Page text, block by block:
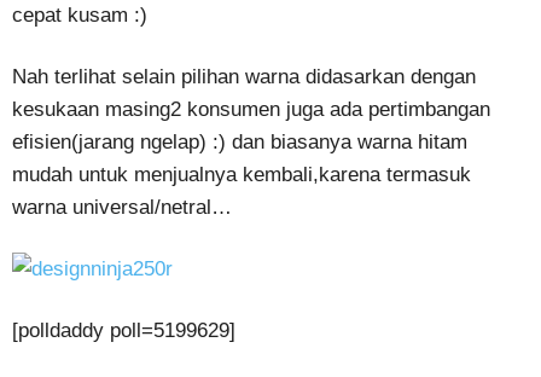
cepat kusam :)
Nah terlihat selain pilihan warna didasarkan dengan
kesukaan masing2 konsumen juga ada pertimbangan
efisien(jarang ngelap) :) dan biasanya warna hitam
mudah untuk menjualnya kembali,karena termasuk
warna universal/netral…
[polldaddy poll=5199629]